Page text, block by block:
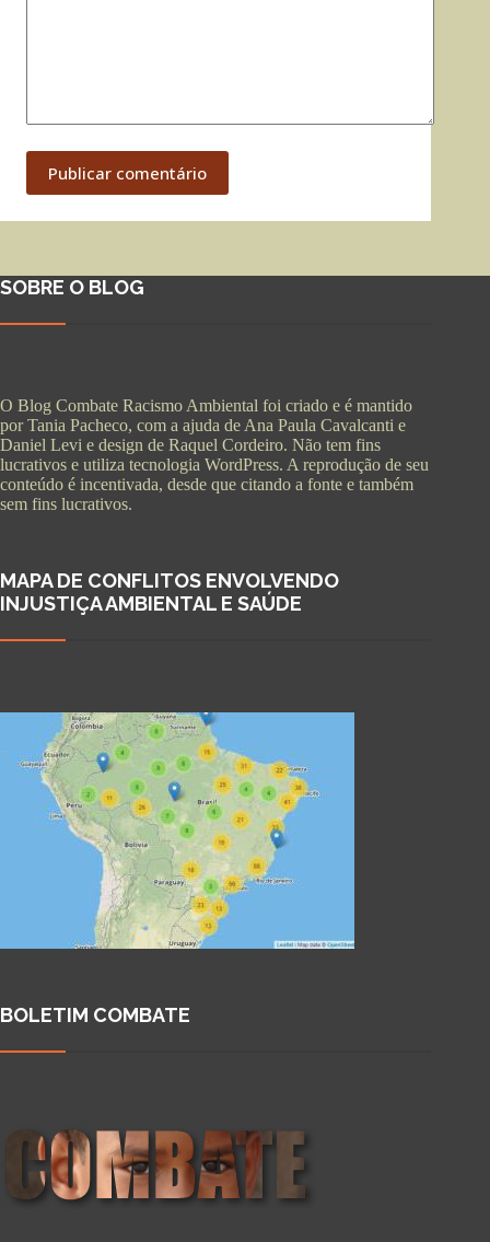
Publicar comentário
SOBRE O BLOG
O Blog Combate Racismo Ambiental foi criado e é mantido
por Tania Pacheco, com a ajuda de Ana Paula Cavalcanti e
Daniel Levi e design de Raquel Cordeiro. Não tem fins
lucrativos e utiliza tecnologia WordPress. A reprodução de seu
conteúdo é incentivada, desde que citando a fonte e também
sem fins lucrativos.
MAPA DE CONFLITOS ENVOLVENDO
INJUSTIÇA AMBIENTAL E SAÚDE
BOLETIM COMBATE